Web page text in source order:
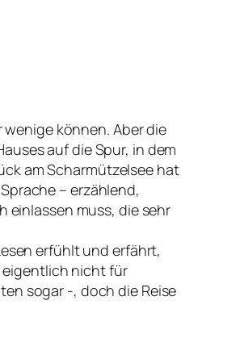
können. Aber die
auf die Spur, in dem
am Scharmützelsee hat
– erzählend,
muss, die sehr
erfühlt und erfährt,
eigentlich nicht für
sogar -, doch die Reise